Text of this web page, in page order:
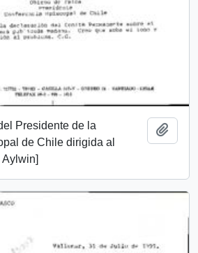
Presidente de la
de Chile dirigida al